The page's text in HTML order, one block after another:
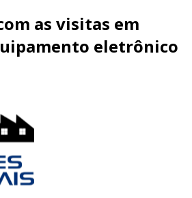
na eficiência das
podemos mencionar:
e ferramentas
: com sua longa vida
economia em relação a
ser trocadas com
as visitas em
eletrônico